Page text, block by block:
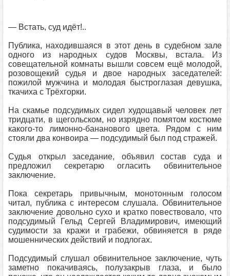
— Встать, суд идёт!..
Публика, находившаяся в этот день в судебном зале
одного из народных судов Москвы, встала. Из
совещательной комнаты вышли совсем ещё молодой,
розовощекий судья и двое народных заседателей:
пожилой мужчина и молодая быстроглазая девушка,
ткачиха с Трёхгорки.
На скамье подсудимых сидел худощавый человек лет
тридцати, в щегольском, но изрядно помятом костюме
какого-то лимонно-бананового цвета. Рядом с ним
стояли два конвоира — подсудимый был под стражей.
Судья открыл заседание, объявил состав суда и
предложил секретарю огласить обвинительное
заключение.
Пока секретарь привычным, монотонным голосом
читал, публика с интересом слушала. Обвинительное
заключение довольно сухо и кратко повествовало, что
подсудимый Гельд Сергей Владимирович, имеющий
судимости за кражи и грабежи, обвиняется в ряде
мошеннических действий и подлогах.
Подсудимый слушал обвинительное заключение, чуть
заметно покачиваясь, полузакрыв глаза, и было